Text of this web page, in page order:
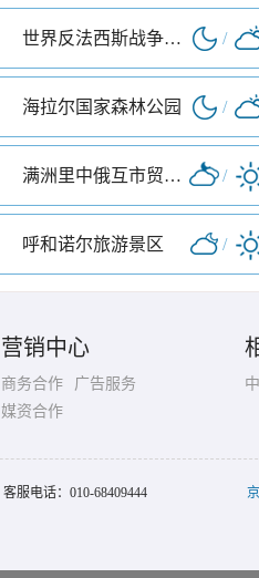
世界反法西斯战争海拉尔纪念园 /
海拉尔国家森林公园 /
满洲里中俄互市贸易旅游区 /
呼和诺尔旅游景区 /
营销中心
商务合作
广告服务
媒资合作
客服电话： 010-68409444